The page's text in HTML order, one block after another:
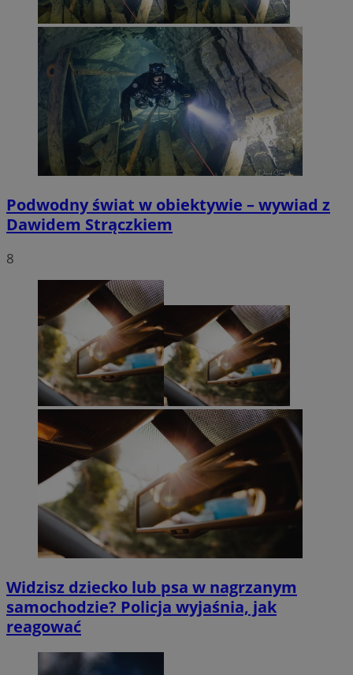
Podwodny świat w obiektywie – wywiad z
Dawidem Strączkiem
8
Widzisz dziecko lub psa w nagrzanym
samochodzie? Policja wyjaśnia, jak
reagować